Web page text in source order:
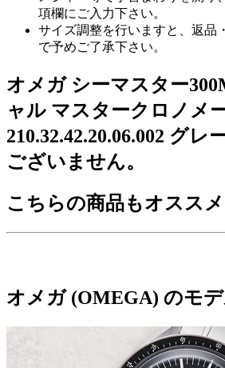
項欄にご入力下さい。
サイズ調整を行いますと、返品
で予めご了承下さい。
オメガ シーマスター
ャル マスタークロノメ
210.32.42.20.06.002 グレ
ございません。
こちらの商品もオススメ
オメガ (OMEGA) のモ